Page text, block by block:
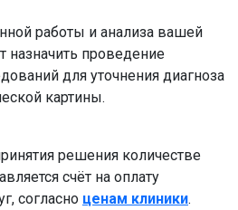
работы и анализа вашей
назначить проведение
для уточнения диагноза
картины.
решения количестве
счёт на оплату
согласно ценам клиники.